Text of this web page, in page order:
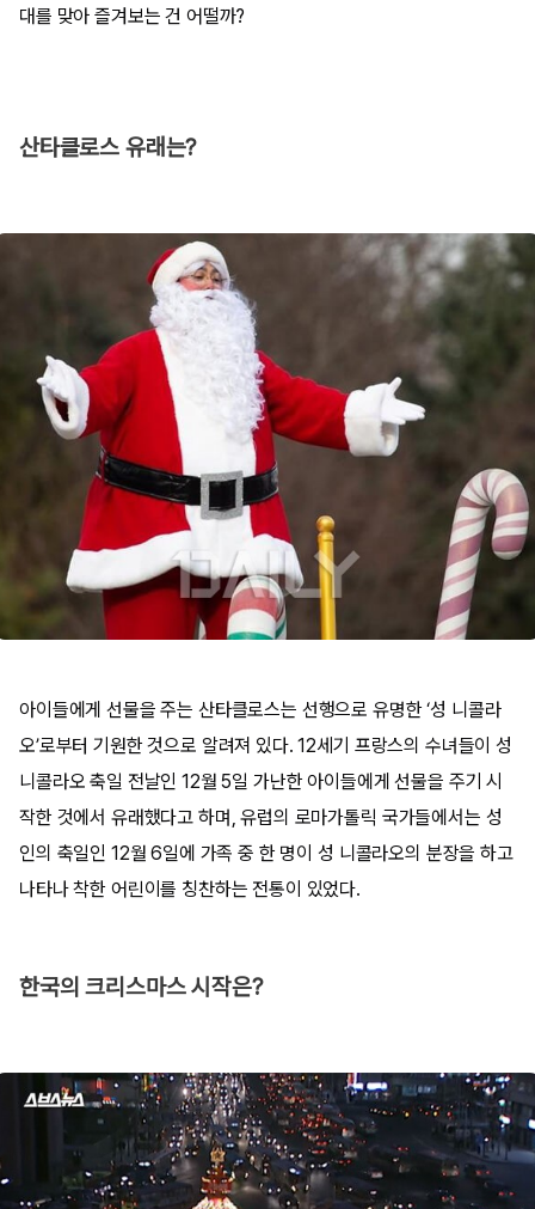
대를 맞아 즐겨보는 건 어떨까?
산타클로스 유래는?
아이들에게 선물을 주는 산타클로스는 선행으로 유명한 ‘성 니콜라
오’로부터 기원한 것으로 알려져 있다. 12세기 프랑스의 수녀들이 성
니콜라오 축일 전날인 12월 5일 가난한 아이들에게 선물을 주기 시
작한 것에서 유래했다고 하며, 유럽의 로마가톨릭 국가들에서는 성
인의 축일인 12월 6일에 가족 중 한 명이 성 니콜라오의 분장을 하고
나타나 착한 어린이를 칭찬하는 전통이 있었다.
한국의 크리스마스 시작은?